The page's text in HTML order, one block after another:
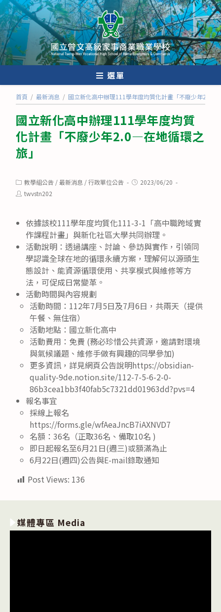
跳
轉
至
主
要
內
選單
首頁 / 最新消息 / 國立新化高中辦理111學年度均質化計畫「不廢少年2.0—
國立新化高中辦理111學年度均質
化計畫「不廢少年2.0—在地循環之
旅」
Post
category:
教學組公告 /最新消息 /行政單位公告
Post2023/06/20
Posttwvstn202
依據該校111學年度均質化111-3-1「高中職跨域實
作課程計畫」與新化社區大學共同辦理。
活動說明：透過講座、討論、參訪與實作，引領同
學認識全球在地的循環永續方案，理解何以源頭生
態設計、能資源循環使用、共享模式與維修等方
法，可促成日常變革。
活動時間與內容規劃
活動時間：112年7月5日及7月6日，共兩天（提供
午餐、無住宿）
活動地點：國立新化高中
活動費用：免費 (務必珍惜公共資源，邀請對環境
與氣候議題、維修手做有興趣的同學參加)
更多資訊，詳見網頁公告說明https://obsidian-
quality-9de.notion.site/112-7-5-6-2-0-
86b3cea1bb3f40fab5c7321dd01963dd?pvs=4
報名事宜
採線上報名
https://forms.gle/wfAeaJncB7iAXNVD7
名額：36名（正取36名、備取10名 )
即日起報名至6月21日(週三)或額滿為止
6月22日(週四)公告與E-mail錄取通知
Post Views: 136
媒體專區 Media